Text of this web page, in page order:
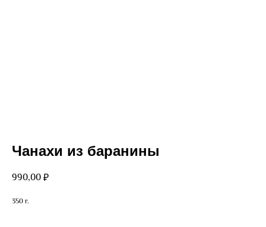
Чанахи из баранины
990,00₽
350 г.